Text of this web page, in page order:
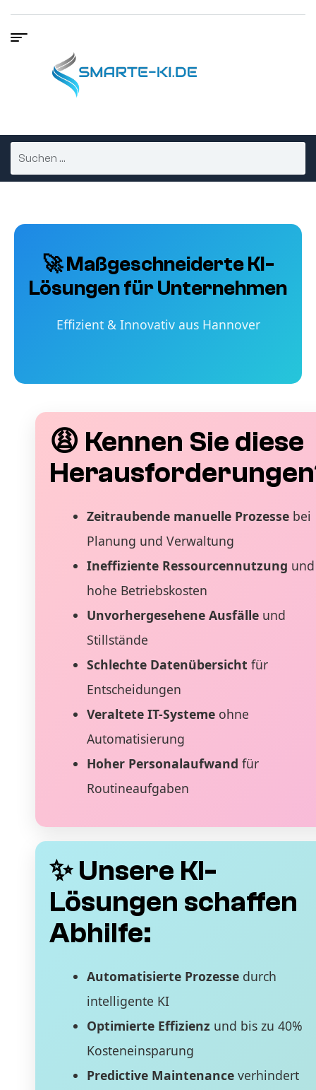
🚀 Maßgeschneiderte KI-
Lösungen für Unternehmen
Effizient & Innovativ aus Hannover
😩 Kennen Sie diese
Zeitraubende manuelle Prozessebei
Planung und Verwaltung
Ineffiziente Ressourcennutzung und
hohe Betriebskosten
Unvorhergesehene Ausfälleund
Stillstände
Schlechte Datenübersicht für
Entscheidungen
Veraltete IT-Systemeohne
Automatisierung
Hoher Personalaufwand für
Routineaufgaben
✨ Unsere KI-
Lösungen schaffen
Abhilfe:
Automatisierte Prozessedurch
intelligente KI
Optimierte Effizienz und bis zu 40%
Kosteneinsparung
Predictive Maintenanceverhindert